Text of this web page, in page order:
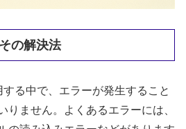
の解決法
る中で、エラーが発生すること
りません。よくあるエラーには、